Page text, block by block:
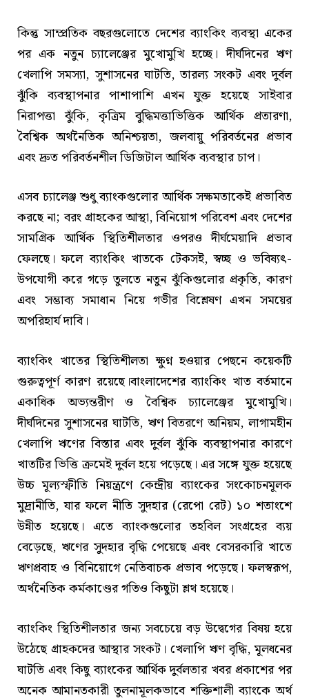
কিন্তু সাম্প্রতিক বছরগুলোতে দেশের ব্যাংকিং ব্যবস্থা একের
পর এক নতুন চ্যালেঞ্জের মুখোমুখি হচ্ছে। দীর্ঘদিনের ঋণ
খেলাপি সমস্যা, সুশাসনের ঘাটতি, তারল্য সংকট এবং দুর্বল
ঝুঁকি ব্যবস্থাপনার পাশাপাশি এখন যুক্ত হয়েছে সাইবার
নিরাপত্তা ঝুঁকি, কৃত্রিম বুদ্ধিমত্তাভিত্তিক আর্থিক প্রতারণা,
বৈশ্বিক অর্থনৈতিক অনিশ্চয়তা, জলবায়ু পরিবর্তনের প্রভাব
এবং দ্রুত পরিবর্তনশীল ডিজিটাল আর্থিক ব্যবস্থার চাপ।
এসব চ্যালেঞ্জ শুধু ব্যাংকগুলোর আর্থিক সক্ষমতাকেই প্রভাবিত
করছে না; বরং গ্রাহকের আস্থা, বিনিয়োগ পরিবেশ এবং দেশের
সামগ্রিক আর্থিক স্থিতিশীলতার ওপরও দীর্ঘমেয়াদি প্রভাব
ফেলছে। ফলে ব্যাংকিং খাতকে টেকসই, স্বচ্ছ ও ভবিষ্যৎ-
উপযোগী করে গড়ে তুলতে নতুন ঝুঁকিগুলোর প্রকৃতি, কারণ
এবং সম্ভাব্য সমাধান নিয়ে গভীর বিশ্লেষণ এখন সময়ের
অপরিহার্য দাবি।
ব্যাংকিং খাতের স্থিতিশীলতা ক্ষুণ্ন হওয়ার পেছনে কয়েকটি
গুরুত্বপূর্ণ কারণ রয়েছে।বাংলাদেশের ব্যাংকিং খাত বর্তমানে
একাধিক অভ্যন্তরীণ ও বৈশ্বিক চ্যালেঞ্জের মুখোমুখি।
দীর্ঘদিনের সুশাসনের ঘাটতি, ঋণ বিতরণে অনিয়ম, লাগামহীন
খেলাপি ঋণের বিস্তার এবং দুর্বল ঝুঁকি ব্যবস্থাপনার কারণে
খাতটির ভিত্তি ক্রমেই দুর্বল হয়ে পড়েছে। এর সঙ্গে যুক্ত হয়েছে
উচ্চ মূল্যস্ফীতি নিয়ন্ত্রণে কেন্দ্রীয় ব্যাংকের সংকোচনমূলক
মুদ্রানীতি, যার ফলে নীতি সুদহার (রেপো রেট) ১০ শতাংশে
উন্নীত হয়েছে। এতে ব্যাংকগুলোর তহবিল সংগ্রহের ব্যয়
বেড়েছে, ঋণের সুদহার বৃদ্ধি পেয়েছে এবং বেসরকারি খাতে
ঋণপ্রবাহ ও বিনিয়োগে নেতিবাচক প্রভাব পড়েছে। ফলস্বরূপ,
অর্থনৈতিক কর্মকাণ্ডের গতিও কিছুটা শ্লথ হয়েছে।
ব্যাংকিং স্থিতিশীলতার জন্য সবচেয়ে বড় উদ্বেগের বিষয় হয়ে
উঠেছে গ্রাহকদের আস্থার সংকট। খেলাপি ঋণ বৃদ্ধি, মূলধনের
ঘাটতি এবং কিছু ব্যাংকের আর্থিক দুর্বলতার খবর প্রকাশের পর
অনেক আমানতকারী তুলনামূলকভাবে শক্তিশালী ব্যাংকে অর্থ